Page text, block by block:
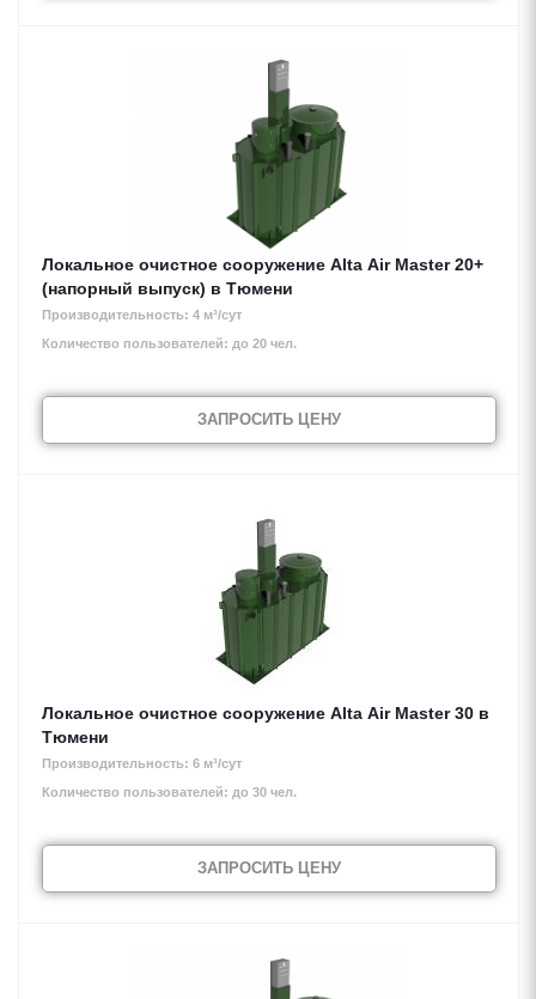
Локальное очистное сооружение Alta Air Master 20+
(напорный выпуск) в Тюмени
Производительность: 4 м³/сут
Количество пользователей: до 20 чел.
ЗАПРОСИТЬ ЦЕНУ
Локальное очистное сооружение Alta Air Master 30 в
Тюмени
Производительность: 6 м³/сут
Количество пользователей: до 30 чел.
ЗАПРОСИТЬ ЦЕНУ